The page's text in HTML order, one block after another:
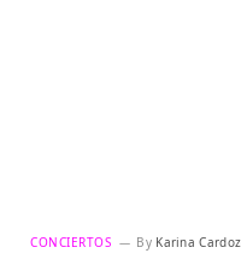
CONCIERTOS By Karina